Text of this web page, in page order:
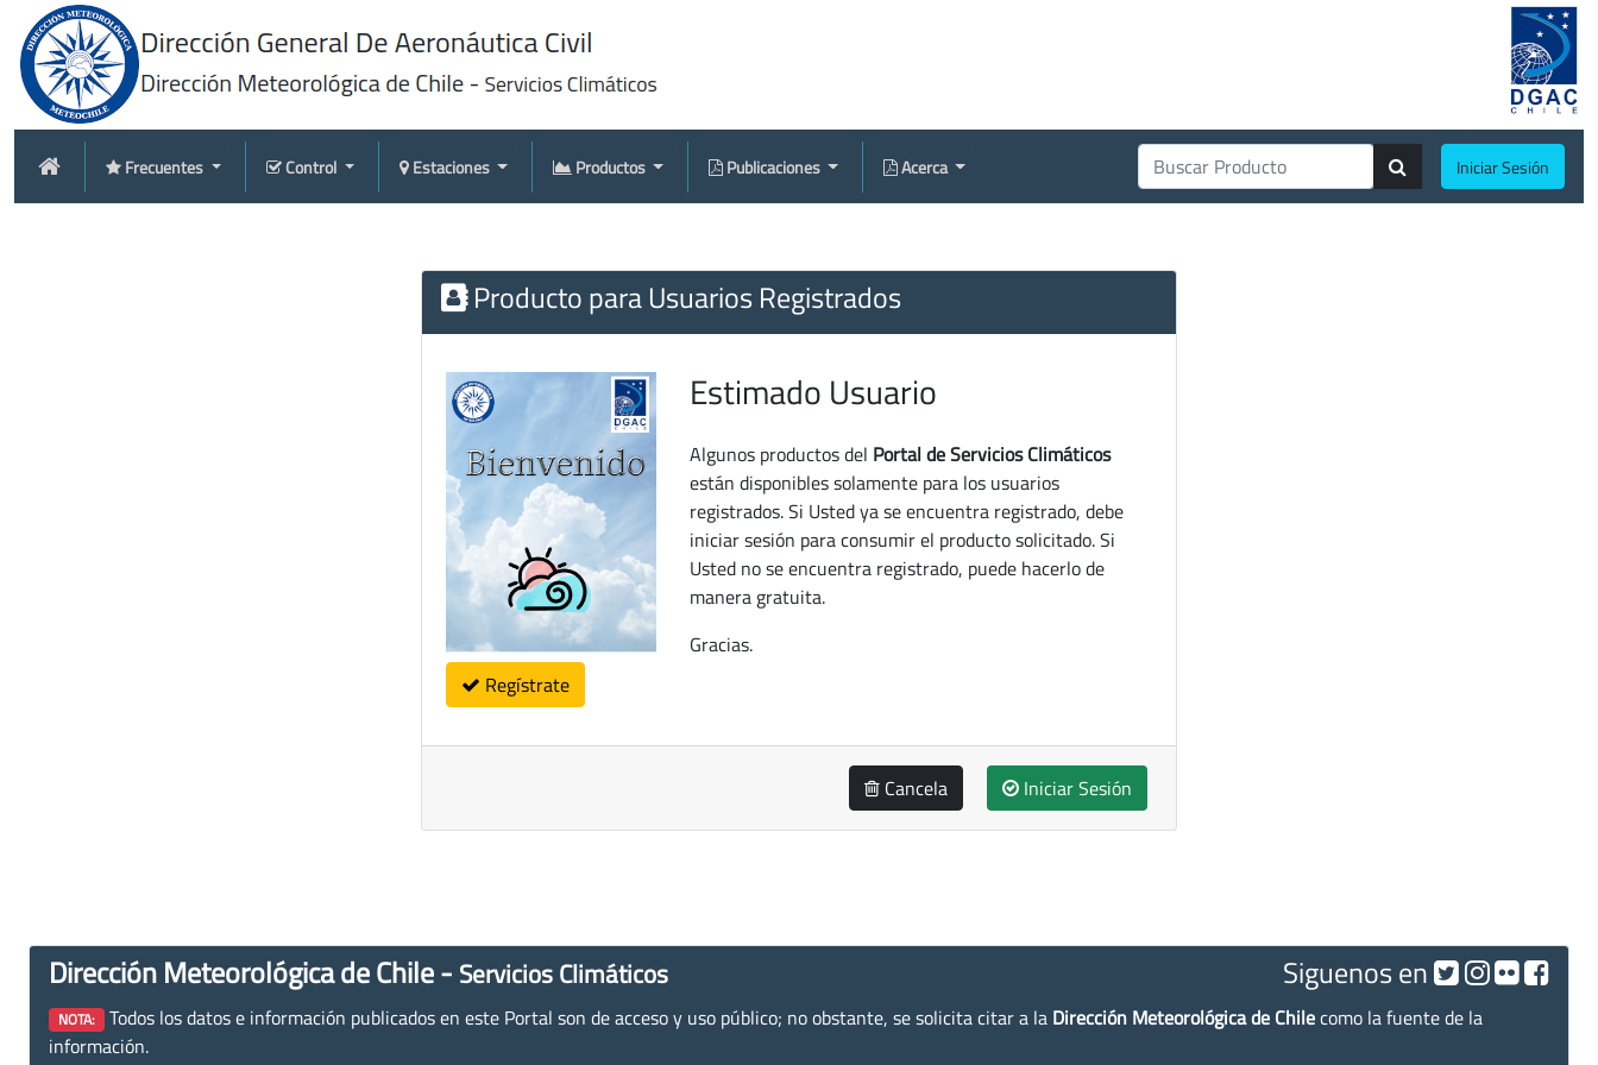
Frecuentes Control Estaciones Productos Publicaciones Acerca Iniciar Sesión
Producto para Usuarios Registrados
Regístrate
Estimado Usuario
Algunos productos del Portal de Servicios Climáticos
están disponibles solamente para los usuarios
registrados. Si Usted ya se encuentra registrado, debe
iniciar sesión para consumir el producto solicitado. Si
Usted no se encuentra registrado, puede hacerlo de
manera gratuita.
Gracias.
Cancela Iniciar Sesión
Dirección Meteorológica de Chile - Servicios Climáticos Siguenos en
NOTA: Todos los datos e información publicados en este Portal son de acceso y uso público; no obstante, se solicita citar a la Dirección Meteorológica de Chilecomo la fuente de la
información.